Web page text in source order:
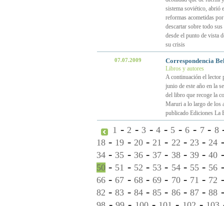
sistema soviético, abrió
reformas acometidas
descartar sobre todo
desde el punto de vista
su crisis
07.07.2009 Correspondencia
Libros y autores
A continuación el lector
junio de este año en la
del libro que recoge la
Maruri a lo largo de los
publicado Ediciones La
1 -2 - 3 -4 - 5 -6 - 7- 8
18 - 19 - 20-21 - 22 - 23-24
34 - 35 - 36- 37 - 38- 39-40
50 - 51 - 52 - 53 - 54- 55- 56
66 -67 - 68-69 - 70- 71 - 72
82 -83 - 84-85 - 86- 87-88